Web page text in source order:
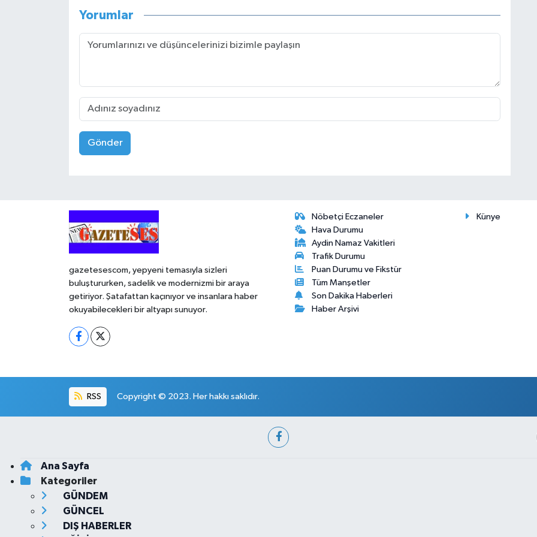
Yorumlar
Gönder
gazetesescom, yepyeni temasıyla sizleri
buluştururken, sadelik ve modernizmi bir araya
getiriyor. Şatafattan kaçınıyor ve insanlara haber
okuyabilecekleri bir altyapı sunuyor.
Nöbetçi Eczaneler
Hava Durumu
Aydin Namaz Vakitleri
Trafik Durumu
Puan Durumu ve Fikstür
Tüm Manşetler
Son Dakika Haberleri
Haber Arşivi
Künye
RSS Copyright © 2023. Her hakkı saklıdır.
Ana Sayfa
Kategoriler
GÜNDEM
GÜNCEL
DIŞ HABERLER